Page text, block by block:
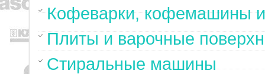
Кофеварки, кофемашины
Плиты и варочные
Стиральные машины